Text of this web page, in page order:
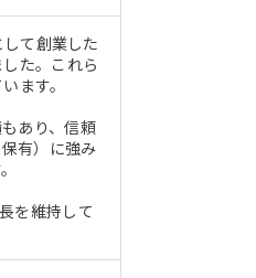
て創業した
た。これら
ます。
あり、信頼
有）に強み
を維持して